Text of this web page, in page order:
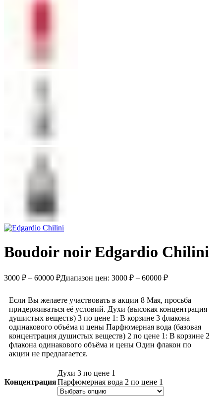
Boudoir noir Edgardio Chilini
3000 ₽ – 60000 ₽Диапазон цен: 3000 ₽ – 60000 ₽
Если Вы желаете участвовать в акции 8 Мая, просьба
придерживаться её условий. Духи (высокая концентрация
душистых веществ) 3 по цене 1: В корзине 3 флакона
одинакового объёма и цены Парфюмерная вода (базовая
концентрация душистых веществ) 2 по цене 1: В корзине 2
флакона одинакового объёма и цены Один флакон по
акции не предлагается.
Концентрация
Духи 3 по цене 1
Парфюмерная вода 2 по цене 1